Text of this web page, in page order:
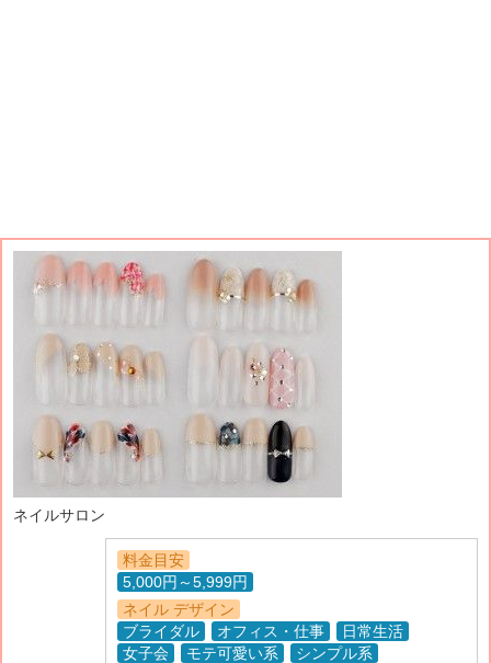
ネイルサロン
料金目安
5,000円～5,999円
ネイル デザイン
ブライダル
オフィス・仕事
日常生活
女子会
モテ可愛い系
シンプル系